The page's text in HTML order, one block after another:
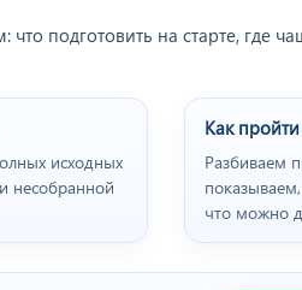
подготовить на старте, где
исходных
несобранной
Как
Разбиваем
что можно